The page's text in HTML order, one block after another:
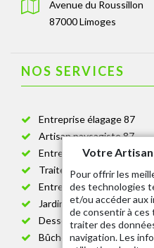
Avenue du Roussillon
87000 Limoges
NOS SERVICES
Entreprise élagage 87
Artisan paysagiste 87
Entreprise de jardinage 87
Traitement anti-chenille 87
Entreprise abattage
Jardinier taille de haie 87
Dessouchage arbre et
Bûcheron 87
Votre
Pour offrir les
des technologies
et/ou accéder aux
de consentir à
traiter des
navigation. Les